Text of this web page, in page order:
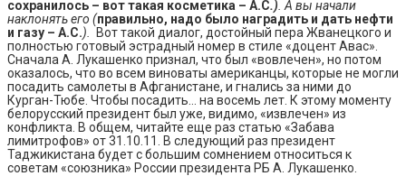
сохранилось – вот такая косметика – А.С.) . А вы начали
наклонять его (правильно, надо было наградить и дать нефти
и газу – А.С.).
Вот такой диалог, достойный пера Жванецкого и
полностью готовый эстрадный номер в стиле «доцент Авас».
Сначала А. Лукашенко признал, что был «вовлечен», но потом
оказалось, что во всем виноваты американцы, которые не могли
посадить самолеты в Афганистане, и гнались за ними до
Курган-Тюбе. Чтобы посадить… на восемь лет. К этому моменту
белорусский президент был уже, видимо, «извлечен» из
конфликта. В общем, читайте еще раз статью «Забава
лимитрофов» от 31.10.11. В следующий раз президент
Таджикистана будет с большим сомнением относиться к
советам «союзника» России президента РБ А. Лукашенко.